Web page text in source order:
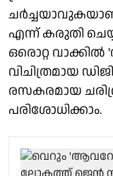
എന്ന് കരുതി
ഒരൊറ്റ
വിചിത്രമായ
രസകരമായ
പരിശോധിക്കാം.